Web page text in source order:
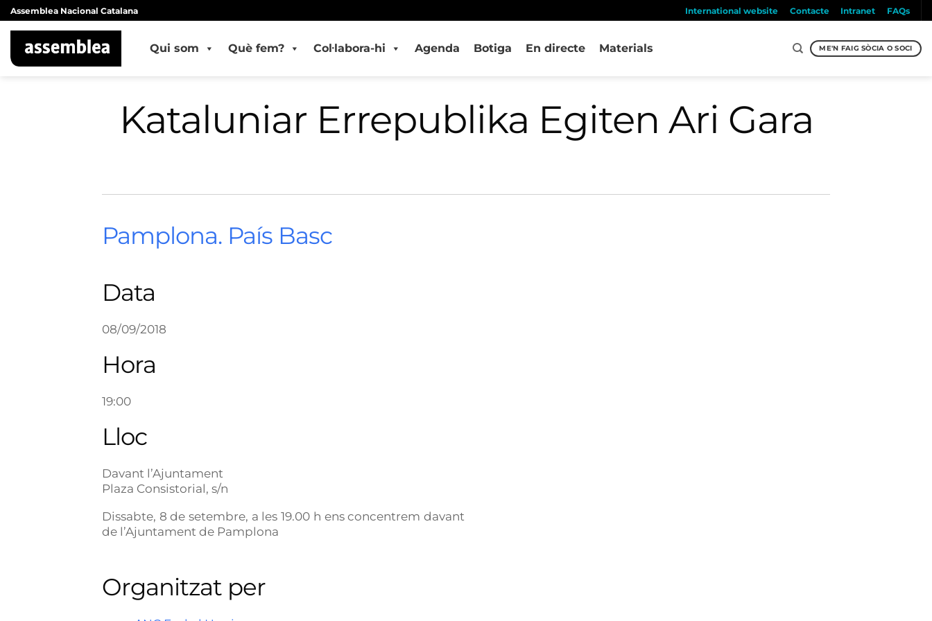
Skip
to
content
Assemblea Nacional Catalana International website Contacte Intranet FAQs
Qui som Què fem? Col·labora-hi Agenda Botiga En directe Materials ME'N FAIG SÒCIA O SOCI
Kataluniar Errepublika Egiten Ari Gara
Pamplona. País Basc
Data
08/09/2018
Hora
19:00
Lloc
Davant l’Ajuntament
Plaza Consistorial, s/n
Dissabte, 8 de setembre, a les 19.00 h ens concentrem davant
de l’Ajuntament de Pamplona
Organitzat per